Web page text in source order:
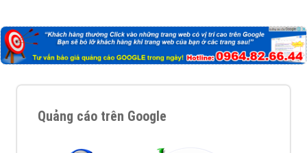
Quảng cáo trên Google